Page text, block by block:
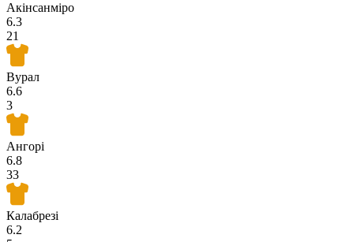
Акінсанміро
6.3
21
Вурал
6.6
3
Ангорі
6.8
33
Калабрезі
6.2